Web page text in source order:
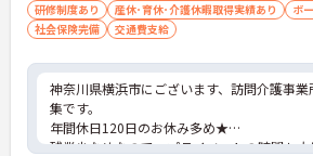
研修制度あり
産休･育休･介護休暇取得実績あり
ボ
社会保険完備
交通費支給
神奈川県横浜市にございます、訪問介護事業
集です。
年間休日120日のお休み多め★
残業少なめなので、プライベートの時間も